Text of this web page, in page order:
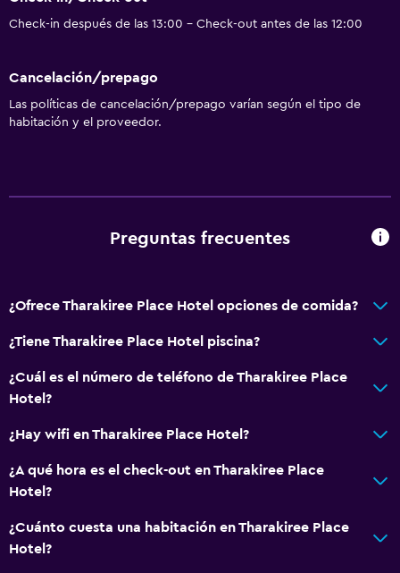
Check-in después de las 13:00 - Check-out antes de las 12:00
Cancelación/prepago
Las políticas de cancelación/prepago varían según el tipo de
habitación y el proveedor.
Preguntas frecuentes
¿Ofrece Tharakiree Place Hotel opciones de comida?
¿Tiene Tharakiree Place Hotel piscina?
¿Cuál es el número de teléfono de Tharakiree Place
Hotel?
¿Hay wifi en Tharakiree Place Hotel?
¿A qué hora es el check-out en Tharakiree Place
Hotel?
¿Cuánto cuesta una habitación en Tharakiree Place
Hotel?